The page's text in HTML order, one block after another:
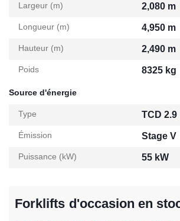
Largeur (m) 2,080 m
Longueur (m) 4,950 m
Hauteur (m) 2,490 m
Poids 8325 kg
Source d'énergie
Type TCD 2.9
Émission Stage V
Puissance (kW) 55 kW
Forklifts d'occasion en